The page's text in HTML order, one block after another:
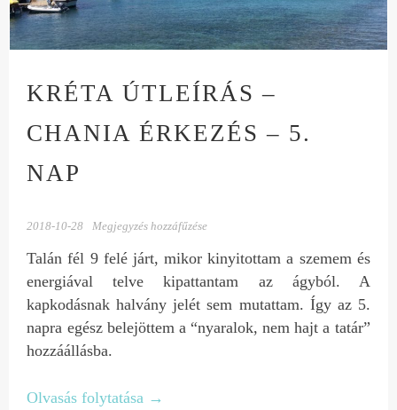
KRÉTA ÚTLEÍRÁS –
CHANIA ÉRKEZÉS – 5.
NAP
2018-10-28 Megjegyzés hozzáfűzése
Talán fél 9 felé járt, mikor kinyitottam a szemem és
energiával telve kipattantam az ágyból. A
kapkodásnak halvány jelét sem mutattam. Így az 5.
napra egész belejöttem a “nyaralok, nem hajt a tatár”
hozzáállásba.
Olvasás folytatása →